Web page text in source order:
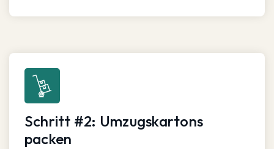
Schritt #2: Umzugskartons
packen